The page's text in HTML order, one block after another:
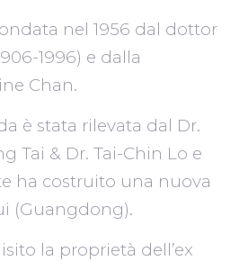
nel 1956 dal dottor
1996) e dalla
Chan.
è stata rilevata dal Dr.
Tai & Dr. Tai-Chin Lo e
ha costruito una nuova
(Guangdong).
la proprietà dell’ex